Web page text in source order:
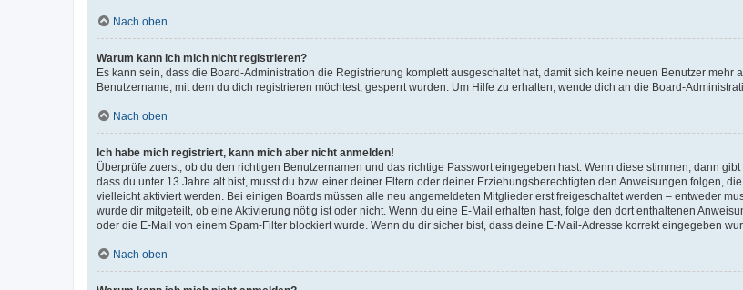
Nach oben
Warum kann ich mich nicht registrieren?
Es kann sein, dass die Board-Administration die Registrierung komplett ausgeschaltet hat, damit sich keine neuen Benutzer
Benutzername, mit dem du dich registrieren möchtest, gesperrt wurden. Um Hilfe zu erhalten, wende dich an die Board-
Nach oben
Ich habe mich registriert, kann mich aber nicht anmelden!
Überprüfe zuerst, ob du den richtigen Benutzernamen und das richtige Passwort eingegeben hast. Wenn diese stimmen, dann
dass du unter 13 Jahre alt bist, musst du bzw. einer deiner Eltern oder deiner Erziehungsberechtigten den Anweisungen folgen,
vielleicht aktiviert werden. Bei einigen Boards müssen alle neu angemeldeten Mitglieder erst freigeschaltet werden – entweder
wurde dir mitgeteilt, ob eine Aktivierung nötig ist oder nicht. Wenn du eine E-Mail erhalten hast, folge den dort enthaltenen
oder die E-Mail von einem Spam-Filter blockiert wurde. Wenn du dir sicher bist, dass deine E-Mail-Adresse korrekt eingegeben
Nach oben